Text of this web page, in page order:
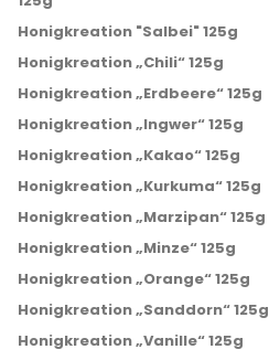
Honigkreation "Salbei" 125g
Honigkreation „Chili“ 125g
Honigkreation „Erdbeere“ 125g
Honigkreation „Ingwer“ 125g
Honigkreation „Kakao“ 125g
Honigkreation „Kurkuma“ 125g
Honigkreation „Marzipan“ 125g
Honigkreation „Minze“ 125g
Honigkreation „Orange“ 125g
Honigkreation „Sanddorn“ 125g
Honigkreation „Vanille“ 125g